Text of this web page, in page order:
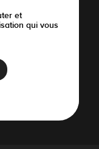
et
qui vous